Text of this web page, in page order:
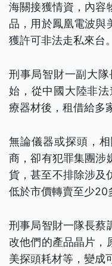
海關接獲情資，內容
品，用於鳳凰電波與
獲許可非法走私來台。
刑事局智財一副大
始，從中國大陸非
療器材後，租借給多
無論儀器或探頭，
商，卻有犯罪集團涉
貨，甚至不排除涉及
低於市價轉賣至少20
刑事局智財一隊長蔡
改他們的產品晶片，
美探頭耗材等，變成